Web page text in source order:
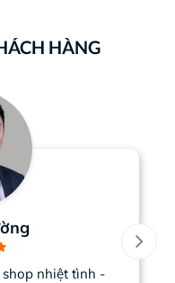
HÀNG
nhiệt tình -